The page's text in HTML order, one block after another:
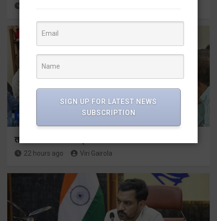
राज्य
तकनीकी शिक्षा विभाग प्रदेशभर में आयोजित करेगा रोजगार मेले
22 hours ago Viri Gairola
SIGN UP FOR LATEST NEWS
SUBSCRIPTION